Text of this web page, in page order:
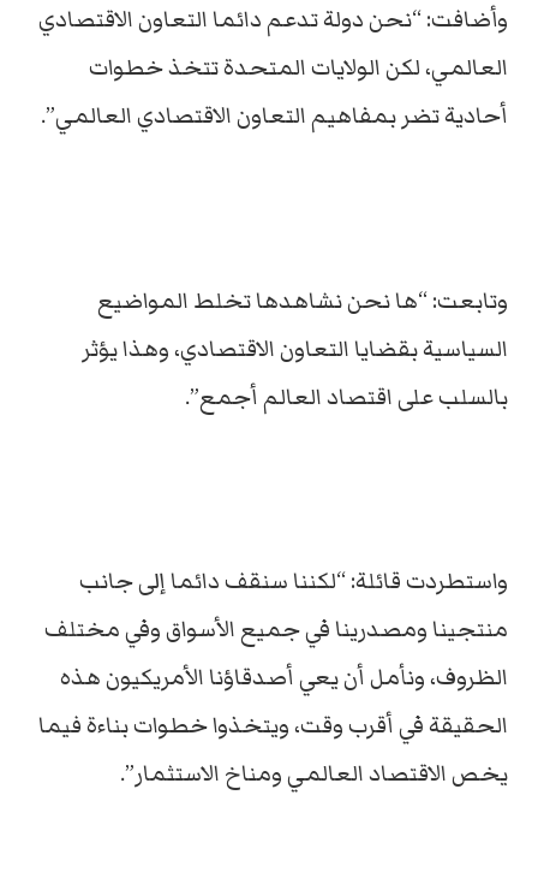
وأضافت: “نحن دولة تدعم دائما التعاون الاقتصادي
العالمي، لكن الولايات المتحدة تتخذ خطوات
أحادية تضر بمفاهيم التعاون الاقتصادي العالمي”.
وتابعت: “ها نحن نشاهدها تخلط المواضيع
السياسية بقضايا التعاون الاقتصادي، وهذا يؤثر
بالسلب على اقتصاد العالم أجمع”.
واستطردت قائلة: “لكننا سنقف دائما إلى جانب
منتجينا ومصدرينا في جميع الأسواق وفي مختلف
الظروف، ونأمل أن يعي أصدقاؤنا الأمريكيون هذه
الحقيقة في أقرب وقت، ويتخذوا خطوات بناءة فيما
يخص الاقتصاد العالمي ومناخ الاستثمار”.